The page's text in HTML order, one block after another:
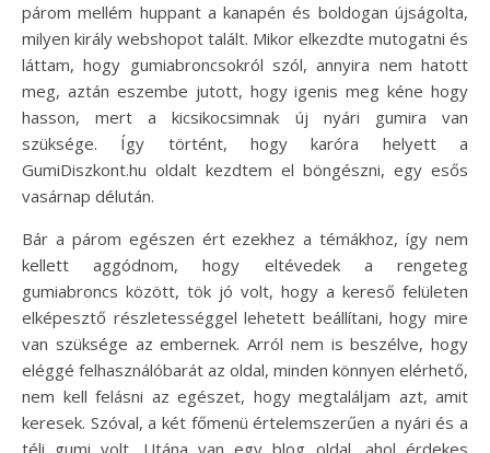
párom mellém huppant a kanapén és boldogan újságolta,
milyen király webshopot talált. Mikor elkezdte mutogatni és
láttam, hogy gumiabroncsokról szól, annyira nem hatott
meg, aztán eszembe jutott, hogy igenis meg kéne hogy
hasson, mert a kicsikocsimnak új nyári gumira van
szüksége. Így történt, hogy karóra helyett a
GumiDiszkont.hu oldalt kezdtem el böngészni, egy esős
vasárnap délután.
Bár a párom egészen ért ezekhez a témákhoz, így nem
kellett aggódnom, hogy eltévedek a rengeteg
gumiabroncs között, tök jó volt, hogy a kereső felületen
elképesztő részletességgel lehetett beállítani, hogy mire
van szüksége az embernek. Arról nem is beszélve, hogy
eléggé felhasználóbarát az oldal, minden könnyen elérhető,
nem kell felásni az egészet, hogy megtaláljam azt, amit
keresek. Szóval, a két főmenü értelemszerűen a nyári és a
téli gumi volt. Utána van egy blog oldal, ahol érdekes